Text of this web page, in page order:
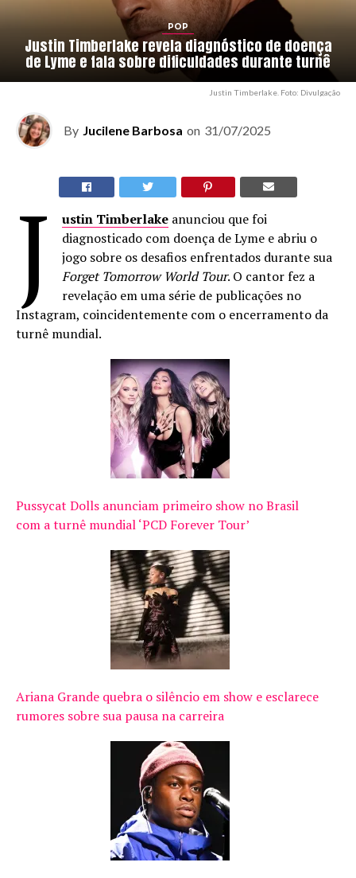
POP
Justin Timberlake revela diagnóstico de doença
de Lyme e fala sobre dificuldades durante turnê
Justin Timberlake. Foto: Divulgação
By Jucilene Barbosa on 31/07/2025
J ustin Timberlake anunciou que foi
diagnosticado com doença de Lyme e abriu o
jogo sobre os desafios enfrentados durante sua
Forget Tomorrow World Tour. O cantor fez a
revelação em uma série de publicações no
Instagram, coincidentemente com o encerramento da
turnê mundial.
Pussycat Dolls anunciam primeiro show no Brasil
com a turnê mundial ‘PCD Forever Tour’
Ariana Grande quebra o silêncio em show e esclarece
rumores sobre sua pausa na carreira